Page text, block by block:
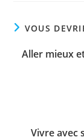
VOUS
Aller mieux
Vivre avec